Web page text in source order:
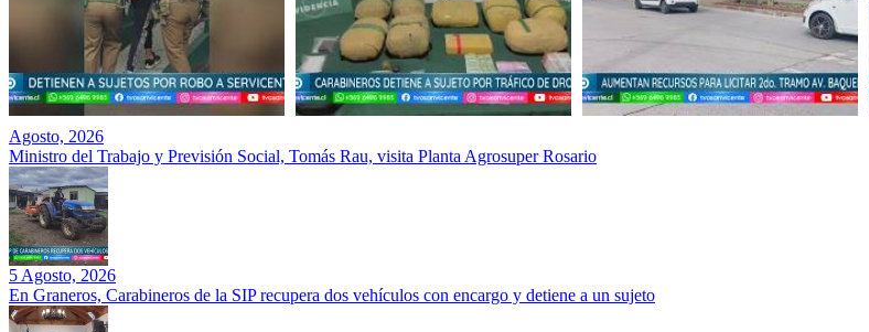
Agosto, 2026
Ministro del Trabajo y Previsión Social, Tomás Rau, visita Planta Agrosuper Rosario
5 Agosto, 2026
En Graneros, Carabineros de la SIP recupera dos vehículos con encargo y detiene a un sujeto